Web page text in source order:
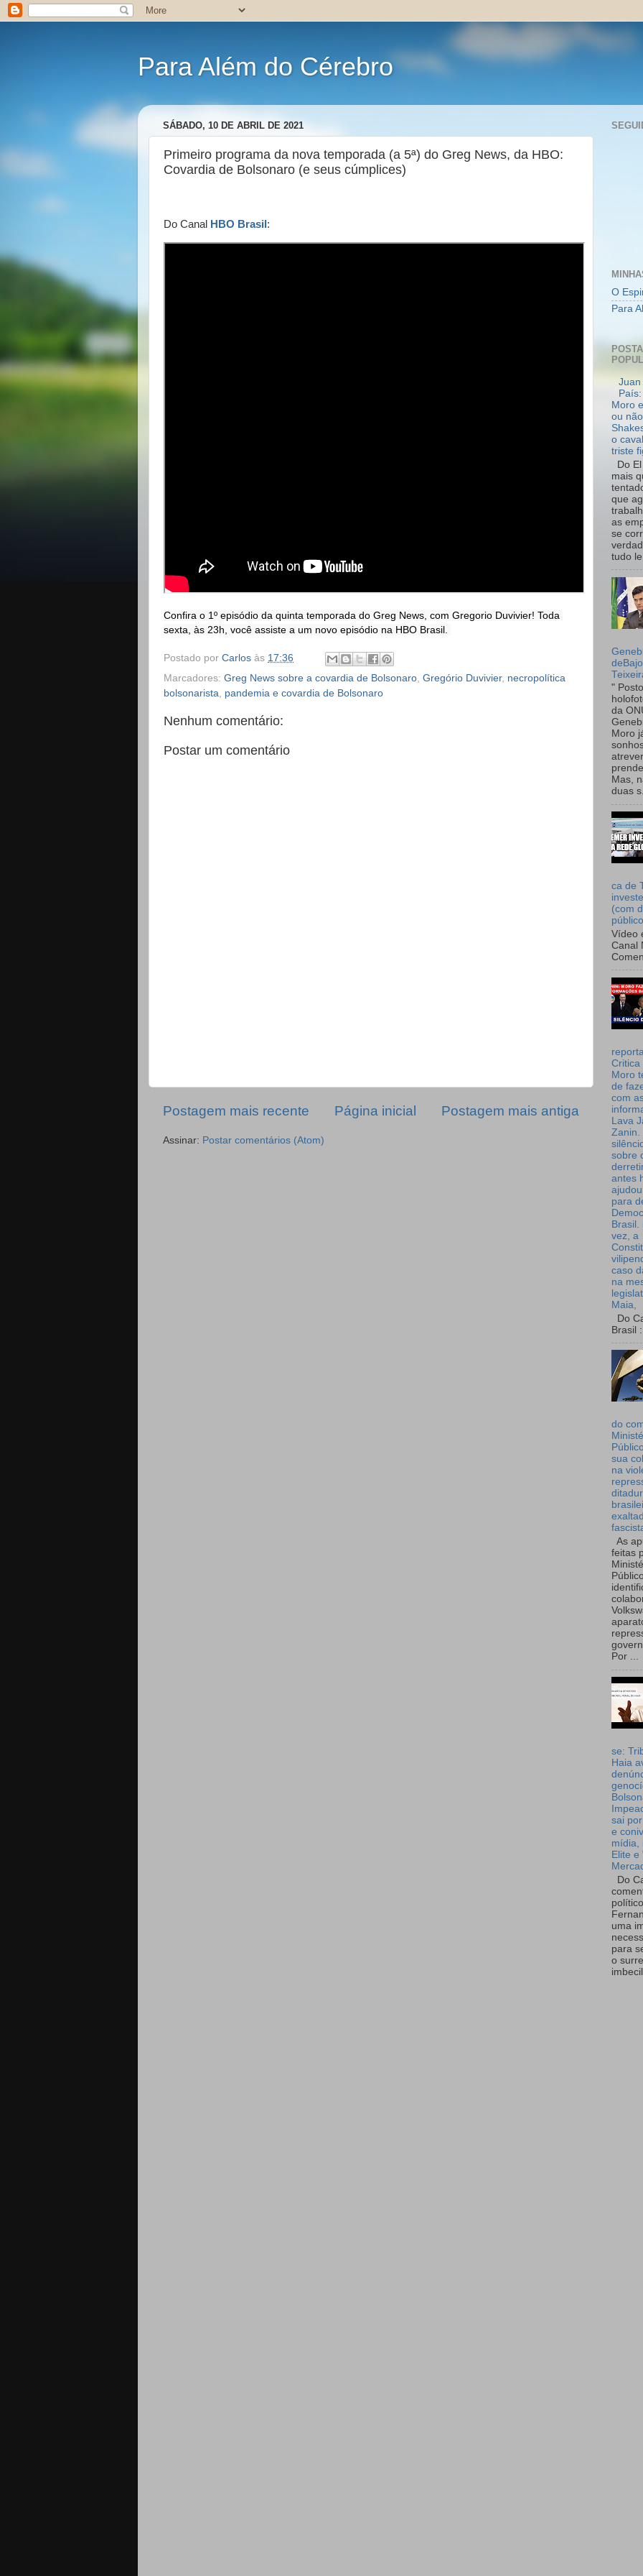
Para Além do Cérebro
SÁBADO, 10 DE ABRIL DE 2021
Primeiro programa da nova temporada (a 5ª) do Greg News, da HBO:
Covardia de Bolsonaro (e seus cúmplices)
Do Canal HBO Brasil :
Confira o 1º episódio da quinta temporada do Greg News, com Gregorio Duvivier! Toda
sexta, às 23h, você assiste a um novo episódio na HBO Brasil.
Postado por Carlos às 17:36
Marcadores: Greg News sobre a covardia de Bolsonaro, Gregório Duvivier, necropolítica
bolsonarista, pandemia e covardia de Bolsonaro
Nenhum comentário:
Postar um comentário
Postagem mais recente Postagem mais antiga
Página inicial
Assinar: Postar comentários (Atom)
O
Para
Juan
Moro
ou
o
triste
Do
mais
que
as
se
tudo
"
da
Moro
Mas,
duas
ca de
(com
Vídeo
Canal
Critica
Moro
de
com
Lava
Zanin.
sobre
antes
para
Brasil.
vez, a
caso
na
Maia,
Do
Brasil :
do
sua
na
As
feitas
Por ...
se:
Haia
sai
e
mídia,
Elite e
Do
uma
para
o